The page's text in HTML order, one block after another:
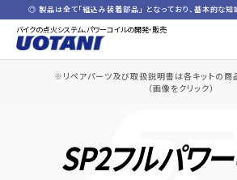
バイクの点火システム、パワーコイルの開発・販売
◎ 製品は全て「組込み装着部品」 となっており、基本的な知
※リペアパーツ及び取扱説明書は各キットの商品
（画像をクリック）
SP2フルパワ